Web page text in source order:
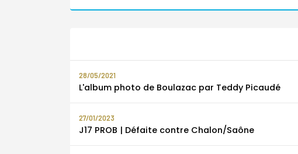
28/05/2021
L'album photo de Boulazac par Teddy Picaudé
27/01/2023
J17 PROB | Défaite contre Chalon/Saône